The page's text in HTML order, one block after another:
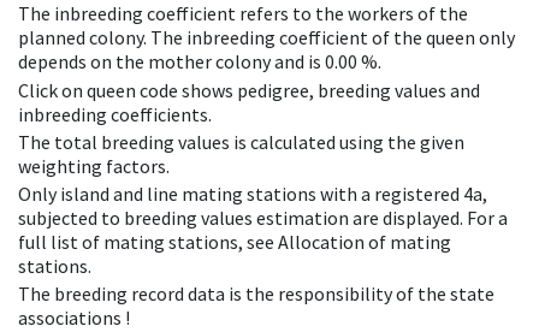
The inbreeding coefficient refers to the workers of the
planned colony. The inbreeding coefficient of the queen only
depends on the mother colony and is 0.00 %.
Click on queen code shows pedigree, breeding values and
inbreeding coefficients.
The total breeding values is calculated using the given
weighting factors.
Only island and line mating stations with a registered 4a,
subjected to breeding values estimation are displayed. For a
full list of mating stations, see Allocation of mating
stations.
The breeding record data is the responsibility of the state
associations !